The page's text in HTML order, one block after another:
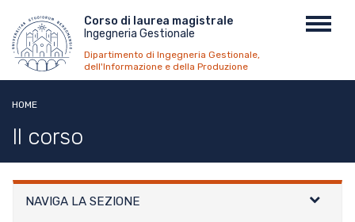
contenuto
principale
Menu
top
Corso di laurea magistrale
Ingegneria Gestionale
Dipartimento di Ingegneria Gestionale,
dell'Informazione e della Produzione
HOME
Il corso
NAVIGA LA SEZIONE